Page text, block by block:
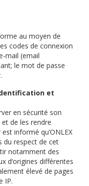
au moyen de
codes de connexion
mail (email
le mot de passe
et
en sécurité son
de les rendre
informé qu‘ONLEX
du respect de cet
notamment des
d‘origines différentes
élevé de pages
IP.